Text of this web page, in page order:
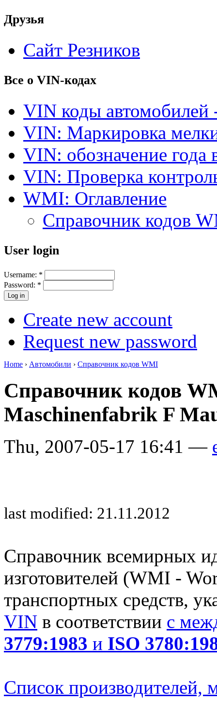
Друзья
Сайт Резников
Все о VIN-кодах
VIN коды автомобилей
VIN: Маркировка
VIN: обозначение года
VIN: Проверка
WMI: Оглавление
Справочник кодов
User login
Username: *
Password: *
Create new account
Request new password
Home › Автомобили › Справочник кодов WMI
Справочник кодов
Maschinenfabrik F
Thu, 2007-05-17 16:41 —
last modified: 21.11.2012
Справочник всемирных
изготовителей (WMI -
транспортных средств,
VIN в соответствии с
3779:1983 и ISO
Список производителей,